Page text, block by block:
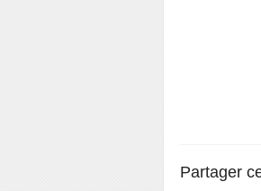
Partager